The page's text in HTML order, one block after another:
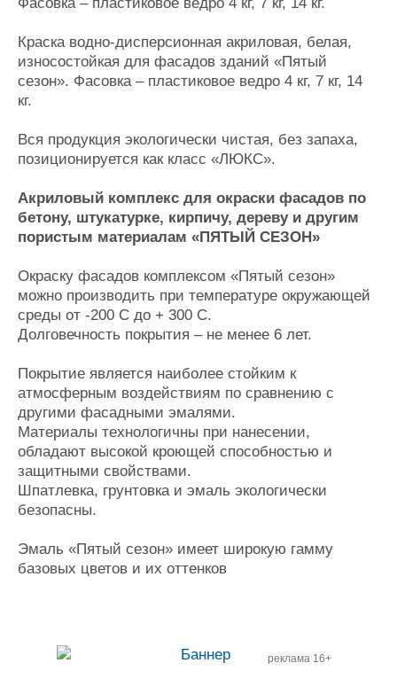
Краска водно-дисперсионная акриловая, белая,
износостойкая для фасадов зданий «Пятый
сезон». Фасовка – пластиковое ведро 4 кг, 7 кг, 14
кг.
Вся продукция экологически чистая, без запаха,
позиционируется как класс «ЛЮКС».
Акриловый комплекс для окраски фасадов по
бетону, штукатурке, кирпичу, дереву и другим
пористым материалам «ПЯТЫЙ СЕЗОН»
Окраску фасадов комплексом «Пятый сезон»
можно производить при температуре окружающей
среды от -200 С до + 300 С.
Долговечность покрытия – не менее 6 лет.
Покрытие является наиболее стойким к
атмосферным воздействиям по сравнению с
другими фасадными эмалями.
Материалы технологичны при нанесении,
обладают высокой кроющей способностью и
защитными свойствами.
Шпатлевка, грунтовка и эмаль экологически
безопасны.
Эмаль «Пятый сезон» имеет широкую гамму
базовых цветов и их оттенков
реклама 16+